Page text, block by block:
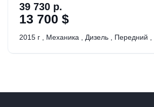
39 730 р.
13 700 $
2015 г Механика Дизель Передний